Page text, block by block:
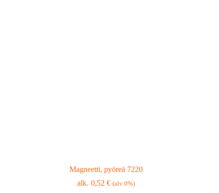
Magneetti, pyöreä 7220
0,52€ (alv 0%)